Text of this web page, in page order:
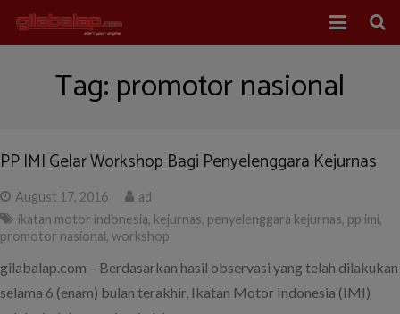
About Us
Tag: promotor nasional
PP IMI Gelar Workshop Bagi Penyelenggara Kejurnas
August 17, 2016
ad
ikatan motor indonesia, kejurnas, penyelenggara kejurnas, pp imi,
promotor nasional, workshop
gilabalap.com – Berdasarkan hasil observasi yang telah dilakukan
selama 6 (enam) bulan terakhir, Ikatan Motor Indonesia (IMI)